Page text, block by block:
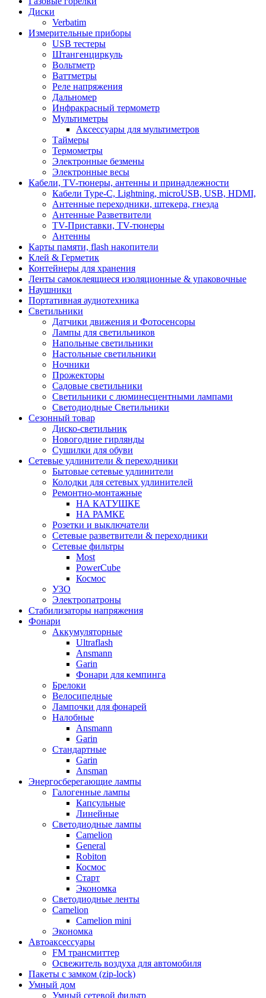
Диски
Verbatim
Измерительные приборы
USB тестеры
Штангенциркуль
Вольтметр
Ваттметры
Реле напряжения
Дальномер
Инфракрасный термометр
Мультиметры
Аксессуары для мультиметров
Таймеры
Термометры
Электронные безмены
Электронные весы
Кабели, TV-тюнеры, антенны и принадлежности
Кабели Type-C, Lightning, microUSB, USB, HDMI,
Антенные переходники, штекера, гнезда
Антенные Разветвители
TV-Приставки, TV-тюнеры
Антенны
Карты памяти, flash накопители
Клей & Герметик
Контейнеры для хранения
Ленты самоклеящиеся изоляционные & упаковочные
Наушники
Портативная аудиотехника
Светильники
Датчики движения и Фотосенсоры
Лампы для светильников
Напольные светильники
Настольные светильники
Ночники
Прожекторы
Садовые светильники
Светильники с люминесцентными лампами
Светодиодные Светильники
Сезонный товар
Диско-светильник
Новогодние гирлянды
Сушилки для обуви
Сетевые удлинители & переходники
Бытовые сетевые удлинители
Колодки для сетевых удлинителей
Ремонтно-монтажные
НА КАТУШКЕ
НА РАМКЕ
Розетки и выключатели
Сетевые разветвители & переходники
Сетевые фильтры
Most
PowerCube
Космос
УЗО
Электропатроны
Стабилизаторы напряжения
Фонари
Аккумуляторные
Ultraflash
Ansmann
Garin
Фонари для кемпинга
Брелоки
Велосипедные
Лампочки для фонарей
Налобные
Ansmann
Garin
Стандартные
Garin
Ansman
Энергосберегающие лампы
Галогенные лампы
Капсульные
Линейные
Светодиодные лампы
Camelion
General
Robiton
Космос
Старт
Экономка
Светодиодные ленты
Camelion
Camelion mini
Экономка
Автоаксессуары
FM трансмиттер
Освежитель воздуха для автомобиля
Пакеты с замком (zip-lock)
Умный дом
Умный сетевой фильтр